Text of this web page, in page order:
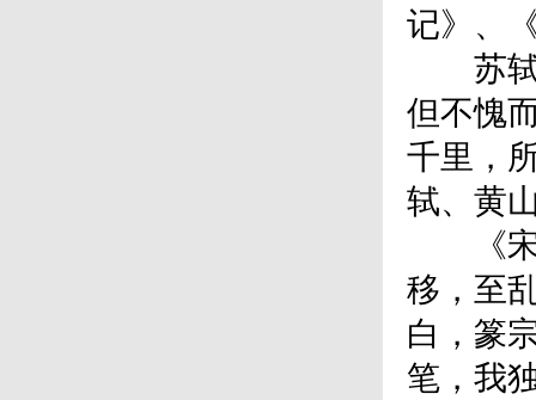
记》、
苏轼
但不愧
千里，
轼、黄
《宋
移，至
白，篆
笔，我